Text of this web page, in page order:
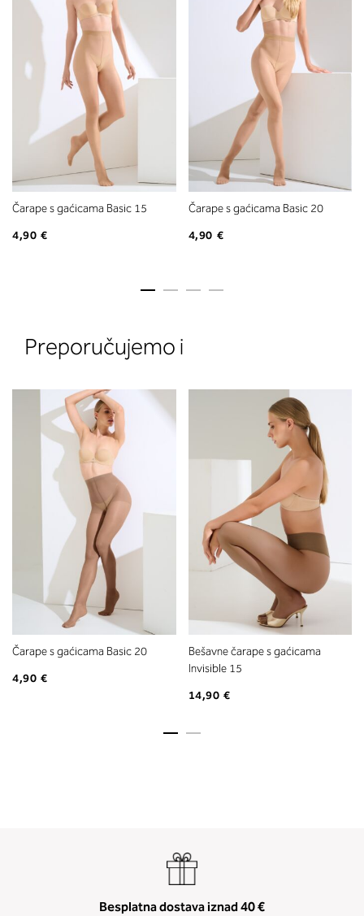
Čarape s gaćicama Basic 15
4,90 €
Čarape s gaćicama Basic 20
4,90 €
Preporučujemo i
Čarape s gaćicama Basic 20
4,90 €
Bešavne čarape s gaćicama
Invisible 15
14,90 €
Besplatna dostava iznad 40 €
2. Prsni obseg
Izmerite prsni obseg. Šiviljski
položite čez hrbet v višini
izreza in čez prsi, v višini bradavic
vdolbine med prsmi. V razdelku 2.
boste prebrali, katera globina
ustreza vaši meri (A, B …) – iščite v
stolpcu, ki ste ga določili s
obsegom.